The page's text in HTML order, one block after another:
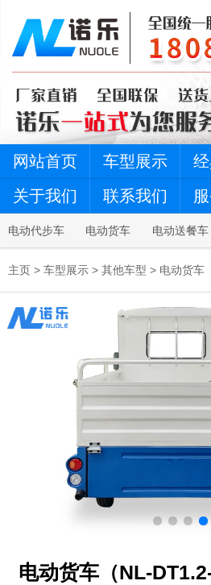
网站首页 车型展示
关于我们
联系我们
电动代步车 电动货车 电动送餐车
主页 > 车型展示 > 其他车型 > 电动货车
电动货车（NL-